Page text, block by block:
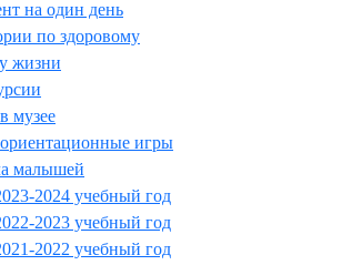
на один день
по здоровому
жизни
музее
игры
малышей
2024 учебный год
2023 учебный год
2022 учебный год